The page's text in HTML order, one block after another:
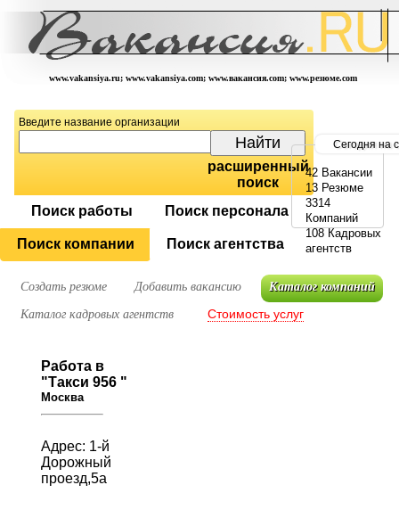
www.vakansiya.ru; www.vakansiya.com; www.вакансия.com; www.резюме.com
Введите название организации
расширенный
поиск
Поиск работы
Поиск персонала
Поиск компании Поиск агентства
Сегодня на
42 Вакансии
13 Резюме
3314
Компаний
108 Кадровых
агентств
Создать резюме Добавить вакансию Каталог компаний
Каталог кадровых агентств Стоимость услуг
Работа в
"Такси 956 "
Москва
Адрес: 1-й
Дорожный
проезд,5а